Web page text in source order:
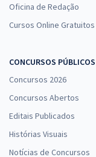
Oficina de Redação
Cursos Online Gratuitos
CONCURSOS PÚBLICOS
Concursos 2026
Concursos Abertos
Editais Publicados
Histórias Visuais
Notícias de Concursos